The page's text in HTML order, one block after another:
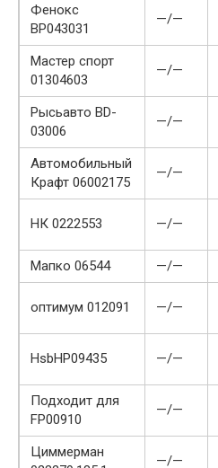
Фенокс
BP043031
—/—
Мастер спорт
01304603
—/—
Рысьавто BD-
03006
—/—
Автомобильный
Крафт 06002175
—/—
НК 0222553 —/—
Мапко 06544 —/—
оптимум 012091 —/—
HsbHP09435 —/—
Подходит для
FP00910
—/—
Циммерман
—/—